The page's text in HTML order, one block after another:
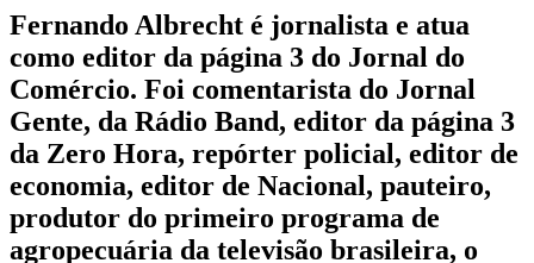
Fernando Albrecht é jornalista e atua
como editor da página 3 do Jornal do
Comércio. Foi comentarista do Jornal
Gente, da Rádio Band, editor da página 3
da Zero Hora, repórter policial, editor de
economia, editor de Nacional, pauteiro,
produtor do primeiro programa de
agropecuária da televisão brasileira, o